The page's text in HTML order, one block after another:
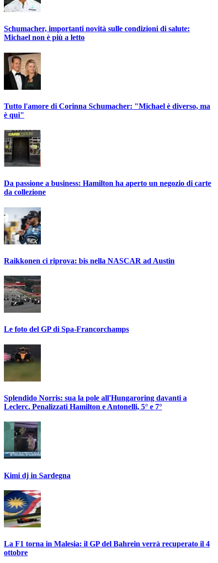
Schumacher, importanti novità sulle condizioni di salute:
Michael non è più a letto
Tutto l'amore di Corinna Schumacher: "Michael è diverso, ma
è qui"
Da passione a business: Hamilton ha aperto un negozio di carte
da collezione
Raikkonen ci riprova: bis nella NASCAR ad Austin
Le foto del GP di Spa-Francorchamps
Splendido Norris: sua la pole all'Hungaroring davanti a
Leclerc. Penalizzati Hamilton e Antonelli, 5° e 7°
Kimi dj in Sardegna
La F1 torna in Malesia: il GP del Bahrein verrà recuperato il 4
ottobre